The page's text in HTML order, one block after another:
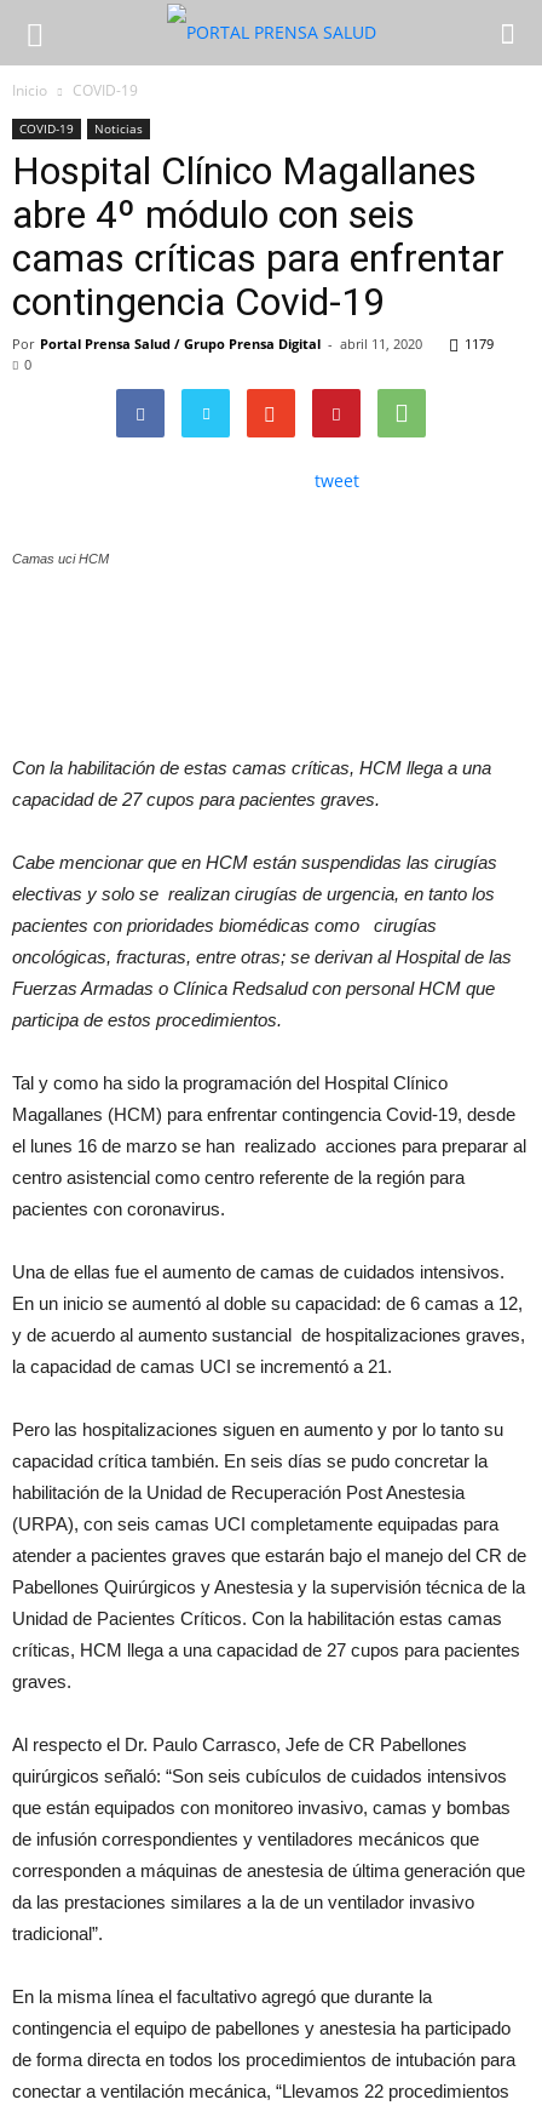
Inicio COVID-19
COVID-19 Noticias
Hospital Clínico Magallanes
abre 4º módulo con seis
camas críticas para enfrentar
contingencia Covid-19
Por Portal Prensa Salud / Grupo Prensa Digital - abril 11, 2020
1179
0
tweet
Camas uci HCM
Con la habilitación de estas camas críticas, HCM llega a una
capacidad de 27 cupos para pacientes graves.
Cabe mencionar que en HCM están suspendidas las cirugías
electivas y solo se realizan cirugías de urgencia, en tanto los
pacientes con prioridades biomédicas como cirugías
oncológicas, fracturas, entre otras; se derivan al Hospital de las
Fuerzas Armadas o Clínica Redsalud con personal HCM que
participa de estos procedimientos.
Tal y como ha sido la programación del Hospital Clínico
Magallanes (HCM) para enfrentar contingencia Covid-19, desde
el lunes 16 de marzo se han realizado acciones para preparar al
centro asistencial como centro referente de la región para
pacientes con coronavirus.
Una de ellas fue el aumento de camas de cuidados intensivos.
En un inicio se aumentó al doble su capacidad: de 6 camas a 12,
y de acuerdo al aumento sustancial de hospitalizaciones graves,
la capacidad de camas UCI se incrementó a 21.
Pero las hospitalizaciones siguen en aumento y por lo tanto su
capacidad crítica también. En seis días se pudo concretar la
habilitación de la Unidad de Recuperación Post Anestesia
(URPA), con seis camas UCI completamente equipadas para
atender a pacientes graves que estarán bajo el manejo del CR de
Pabellones Quirúrgicos y Anestesia y la supervisión técnica de la
Unidad de Pacientes Críticos. Con la habilitación estas camas
críticas, HCM llega a una capacidad de 27 cupos para pacientes
graves.
Al respecto el Dr. Paulo Carrasco, Jefe de CR Pabellones
quirúrgicos señaló: “Son seis cubículos de cuidados intensivos
que están equipados con monitoreo invasivo, camas y bombas
de infusión correspondientes y ventiladores mecánicos que
corresponden a máquinas de anestesia de última generación que
da las prestaciones similares a la de un ventilador invasivo
tradicional”.
En la misma línea el facultativo agregó que durante la
contingencia el equipo de pabellones y anestesia ha participado
de forma directa en todos los procedimientos de intubación para
conectar a ventilación mecánica, “Llevamos 22 procedimientos